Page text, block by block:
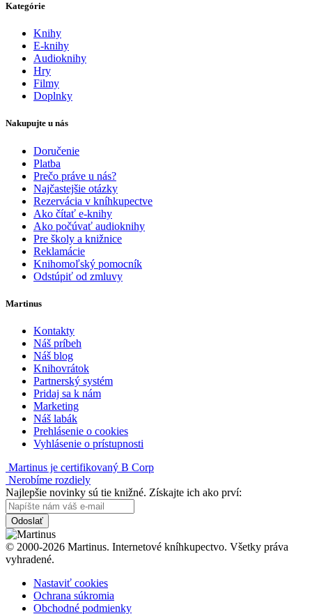
Kategórie
Knihy
E-knihy
Audioknihy
Hry
Filmy
Doplnky
Nakupujte u nás
Doručenie
Platba
Prečo práve u nás?
Najčastejšie otázky
Rezervácia v kníhkupectve
Ako čítať e-knihy
Ako počúvať audioknihy
Pre školy a knižnice
Reklamácie
Knihomoľský pomocník
Odstúpiť od zmluvy
Martinus
Kontakty
Náš príbeh
Náš blog
Knihovrátok
Partnerský systém
Pridaj sa k nám
Marketing
Náš labák
Prehlásenie o cookies
Vyhlásenie o prístupnosti
Martinus je certifikovaný B Corp
Nerobíme rozdiely
Najlepšie novinky sú tie knižné. Získajte ich ako prví:
Odoslať
© 2000-2026 Martinus. Internetové kníhkupectvo. Všetky práva
vyhradené.
Nastaviť cookies
Ochrana súkromia
Obchodné podmienky